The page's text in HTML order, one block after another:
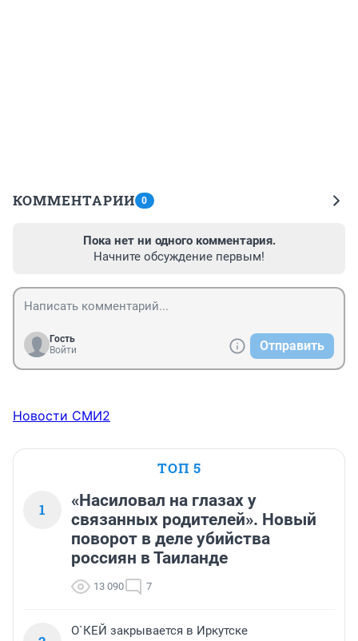
КОММЕНТАРИИ 0
Пока нет ни одного комментария.
Начните обсуждение первым!
Гость
Войти
Отправить
Новости СМИ2
ТОП 5
1
«Насиловал на глазах у
связанных родителей». Новый
поворот в деле убийства
россиян в Таиланде
13 090 7
О`КЕЙ закрывается в Иркутске